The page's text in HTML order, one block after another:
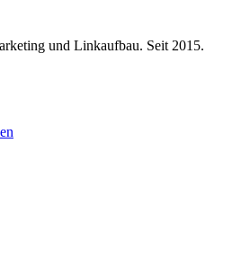
und Linkaufbau. Seit 2015.